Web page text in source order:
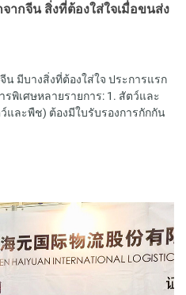
ากจีน สิ่งที่ต้องใส่ใจเมื่อขนส่ง
มีบางสิ่งที่ต้องใส่ใจ ประการแรก
พิเศษหลายรายการ: 1. สัตว์และ
ละพืช) ต้องมีใบรับรองการกักกัน
ว์